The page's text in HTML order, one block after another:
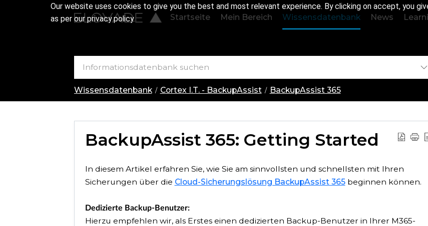
Our website uses cookies to give you the best and most relevant experience. By clicking on accept, you
as per our privacy policy.
Startseite Mein Bereich Wissensdatenbank News
Wissensdatenbank Cortex I.T. - BackupAssist BackupAssist 365
BackupAssist 365: Getting Started
In diesem Artikel erfahren Sie, wie Sie am sinnvollsten und schnellsten mit Ihren
Sicherungen über die Cloud-Sicherungslösung BackupAssist 365beginnen können.
Dedizierte Backup-Benutzer:
Hierzu empfehlen wir, als Erstes einen dedizierten Backup-Benutzer in Ihrer M365-